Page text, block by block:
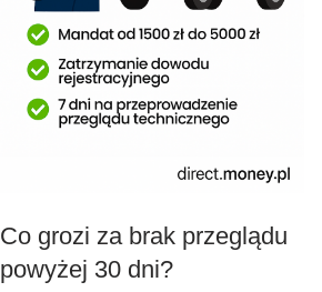
Co grozi za brak przeglądu
powyżej 30 dni?